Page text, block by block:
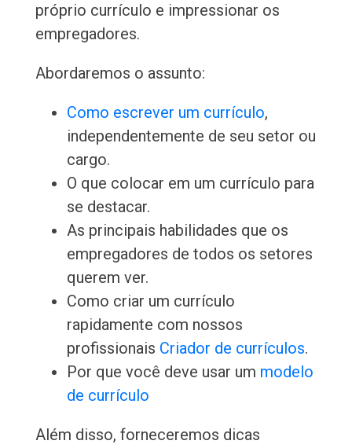
próprio currículo e impressionar os
empregadores.
Abordaremos o assunto:
Como escrever um currículo,
independentemente de seu setor ou
cargo.
O que colocar em um currículo para
se destacar.
As principais habilidades que os
empregadores de todos os setores
querem ver.
Como criar um currículo
rapidamente com nossos
profissionais Criador de currículos.
Por que você deve usar um modelo
de currículo
Além disso, forneceremos dicas